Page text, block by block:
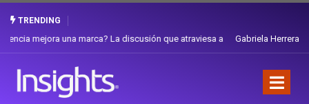
TRENDING
Gabriela Herrera y el arte de cambiarse el sombrero en Corporación